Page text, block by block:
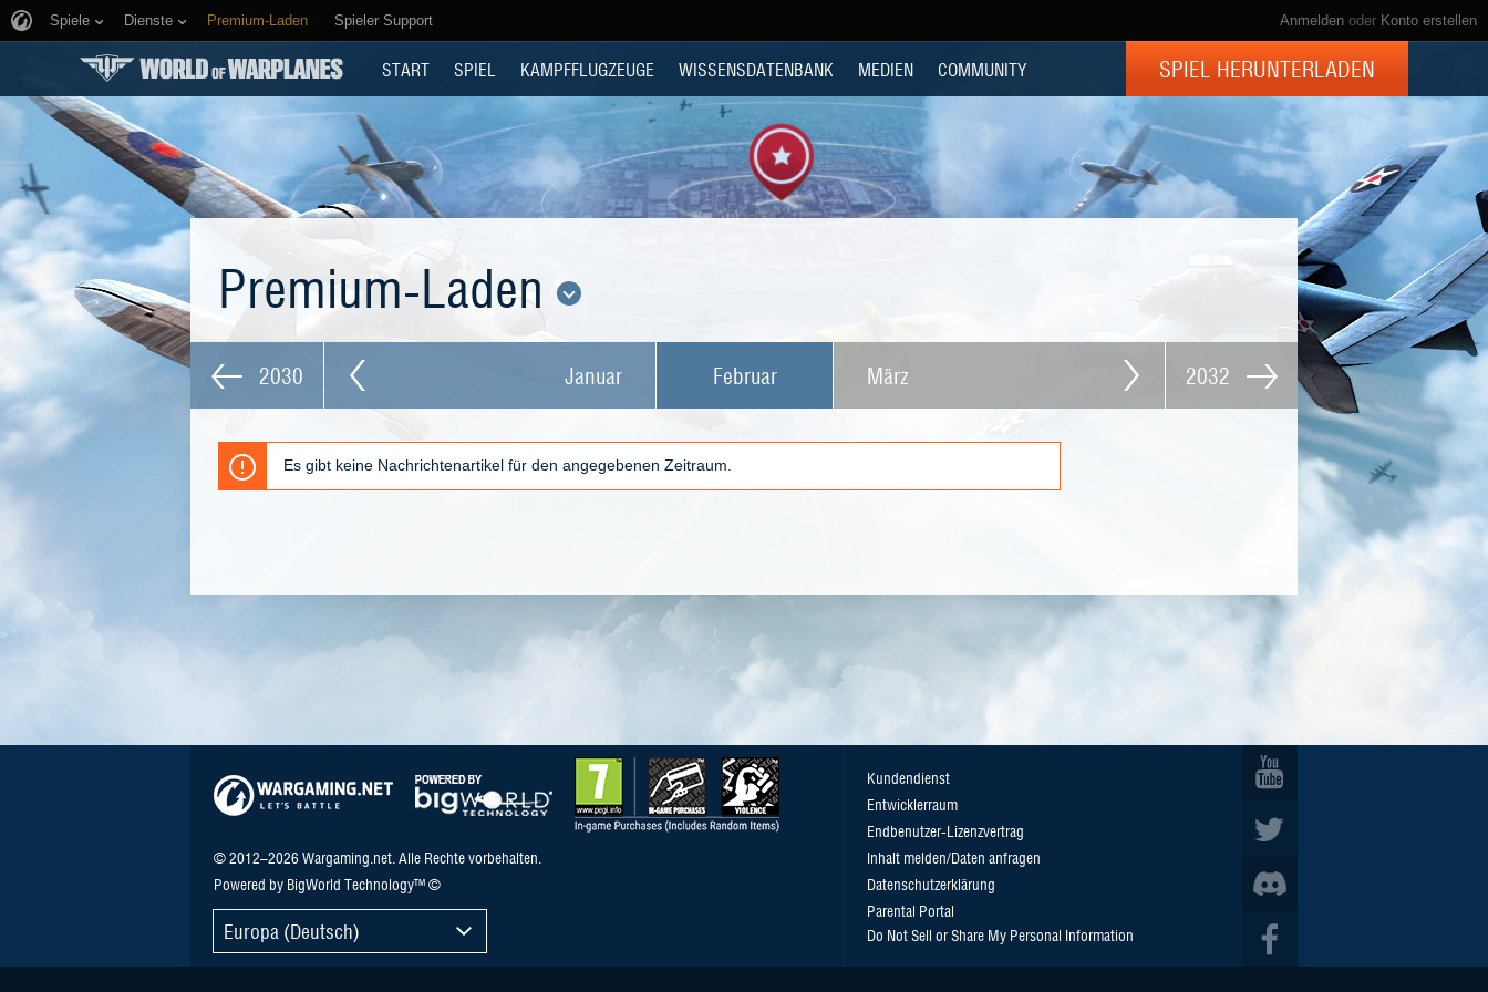
Anmelden oder Konto erstellen
Spiele Dienste Premium-Laden Spieler Support
START SPIEL KAMPFFLUGZEUGE WISSENSDATENBANK MEDIEN COMMUNITY SPIEL HERUNTERLADEN
Premium-Laden
2030 Januar Februar März 2032
Es gibt keine Nachrichtenartikel für den angegebenen Zeitraum.
© 2012–2026 Wargaming.net. Alle Rechte vorbehalten.
Powered by BigWorld Technology™ ©
Europa (Deutsch)
Kundendienst
Entwicklerraum
Endbenutzer-Lizenzvertrag
Inhalt melden/Daten anfragen
Datenschutzerklärung
Parental Portal
Do Not Sell or Share My Personal Information